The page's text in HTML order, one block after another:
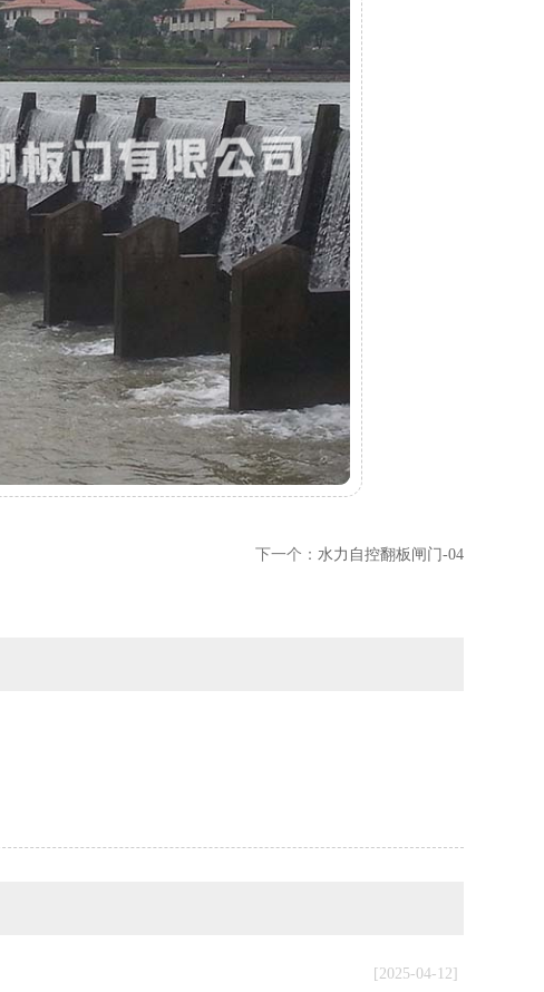
下一个： 水力自控翻板闸门-04
[2025-04-12]